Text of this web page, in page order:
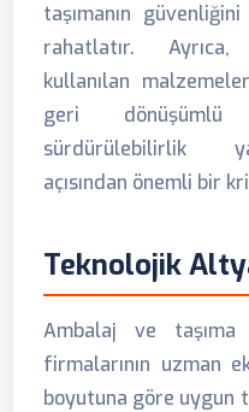
taşımanın
rahatlatır. Ayrıca,
kullanılan
geri dönüşümlü
sürdürülebilirlik
açısından önemli bir
Teknolojik
Ambalaj ve taşıma
firmalarının uzman
boyutuna göre uygun